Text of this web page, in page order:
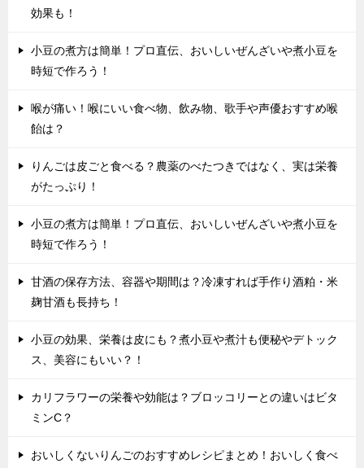
効果も！
小豆の煮方は簡単！プロ直伝、おいしいぜんざいや煮小豆を
時短で作ろう！
喉が痛い！喉にいい食べ物、飲み物、歌手や声優おすすめ喉
飴は？
りんごは皮ごと食べる？農薬のべたつきではなく、実は栄養
がたっぷり！
小豆の煮方は簡単！プロ直伝、おいしいぜんざいや煮小豆を
時短で作ろう！
甘酒の保存方法、容器や期間は？冷凍すれば手作り酒粕・米
麹甘酒も長持ち！
小豆の効果、栄養は皮にも？煮小豆や煮汁も便秘やデトック
ス、美容にもいい？！
カリフラワーの栄養や効能は？ブロッコリーとの違いはビタ
ミンC？
おいしくないりんごのおすすめレシピまとめ！おいしく食べ